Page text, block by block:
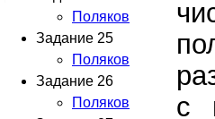
Поляков
Задание 25
Поляков
Задание 26
Поляков
с